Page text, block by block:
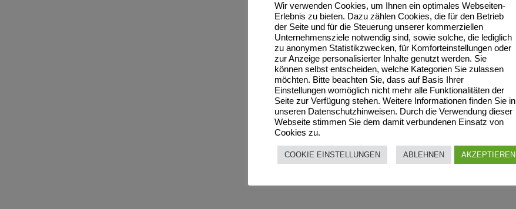
Wir verwenden Cookies, um Ihnen ein optimales Webseiten-
Erlebnis zu bieten. Dazu zählen Cookies, die für den Betrieb
der Seite und für die Steuerung unserer kommerziellen
Unternehmensziele notwendig sind, sowie solche, die lediglich
zu anonymen Statistikzwecken, für Komforteinstellungen oder
zur Anzeige personalisierter Inhalte genutzt werden. Sie
können selbst entscheiden, welche Kategorien Sie zulassen
möchten. Bitte beachten Sie, dass auf Basis Ihrer
Einstellungen womöglich nicht mehr alle Funktionalitäten der
Seite zur Verfügung stehen. Weitere Informationen finden Sie in
unseren Datenschutzhinweisen. Durch die Verwendung dieser
Webseite stimmen Sie dem damit verbundenen Einsatz von
Cookies zu.
COOKIE EINSTELLUNGEN ABLEHNEN AKZEPTIEREN